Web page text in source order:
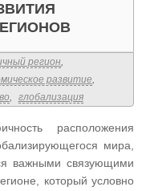
регион,
развитие,
, глобализация
расположения
мира,
важными связующими
который условно